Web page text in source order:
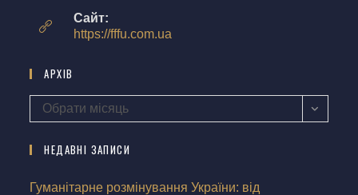
Сайт:
https://fffu.com.ua
АРХІВ
Обрати місяць
НЕДАВНІ ЗАПИСИ
Гуманітарне розмінування України: від